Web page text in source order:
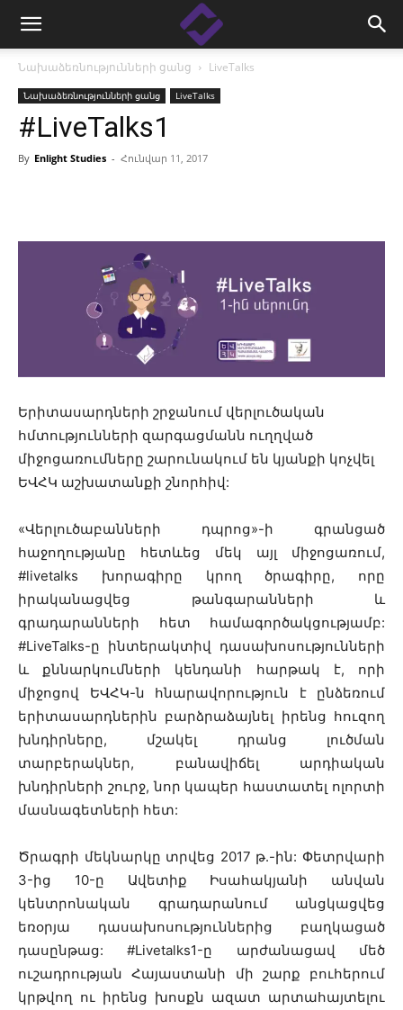
Նախաձեռնությունների ցանց LiveTalks
Նախաձեռնությունների ցանց LiveTalks
#LiveTalks1
By Enlight Studies - Հունվար 11, 2017
Երիտասարդների շրջանում վերլուծական
հմտությունների զարգացմանն ուղղված
միջոցառումները շարունակում են կյանքի կոչվել
ԵՎՀԿ աշխատանքի շնորհիվ:
«Վերլուծաբանների դպրոց»-ի գրանցած
հաջողությանը հետևեց մեկ այլ միջոցառում,
#livetalks խորագիրը կրող ծրագիրը, որը
իրականացվեց թանգարանների և
գրադարանների հետ համագործակցությամբ:
#LiveTalks-ը ինտերակտիվ դասախոսությունների
և քննարկումների կենդանի հարթակ է, որի
միջոցով ԵՎՀԿ-ն հնարավորություն է ընձեռում
երիտասարդներին բարձրաձայնել իրենց հուզող
խնդիրները, մշակել դրանց լուծման
տարբերակներ, բանավիճել արդիական
խնդիրների շուրջ, նոր կապեր հաստատել ոլորտի
մասնագետների հետ:
Ծրագրի մեկնարկը տրվեց 2017 թ.-ին: Փետրվարի
3-ից 10-ը Ավետիք Իսահակյանի անվան
կենտրոնական գրադարանում անցկացվեց
եռօրյա դասախոսություններից բաղկացած
դասընթաց: #Livetalks1-ը արժանացավ մեծ
ուշադրության Հայաստանի մի շարք բուհերում
կրթվող ու իրենց խոսքն ազատ արտահայտելու